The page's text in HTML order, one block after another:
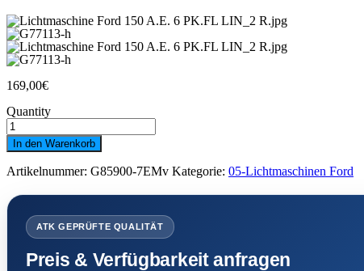
169,00€
Quantity
Lichtmaschine
Ford
150
6
LIN_2
RC=25
54,0
Menge
In den Warenkorb
Artikelnummer: G85900-7EMv Kategorie: 05-Lichtmaschinen Ford
ATK GEPRÜFTE QUALITÄT
Preis & Verfügbarkeit anfragen